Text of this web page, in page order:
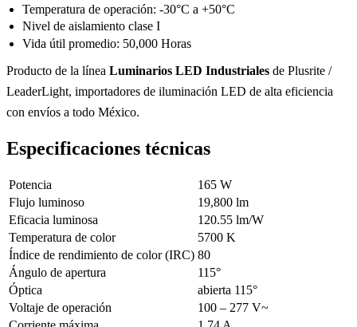
Temperatura de operación: -30°C a +50°C
Nivel de aislamiento clase I
Vida útil promedio: 50,000 Horas
Producto de la línea Luminarios LED Industriales de Plusrite /
LeaderLight, importadores de iluminación LED de alta eficiencia
con envíos a todo México.
Especificaciones técnicas
Potencia
165 W
Flujo luminoso
19,800 lm
Eficacia luminosa
120.55 lm/W
Temperatura de color
5700 K
Índice de rendimiento de color (IRC) 80
Ángulo de apertura
115°
Óptica
abierta 115°
Voltaje de operación
100 – 277 V~